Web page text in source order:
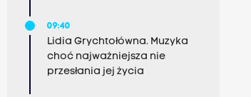
09:40
Lidia Grychtołówna. Muzyka
choć najważniejsza nie
przesłania jej życia